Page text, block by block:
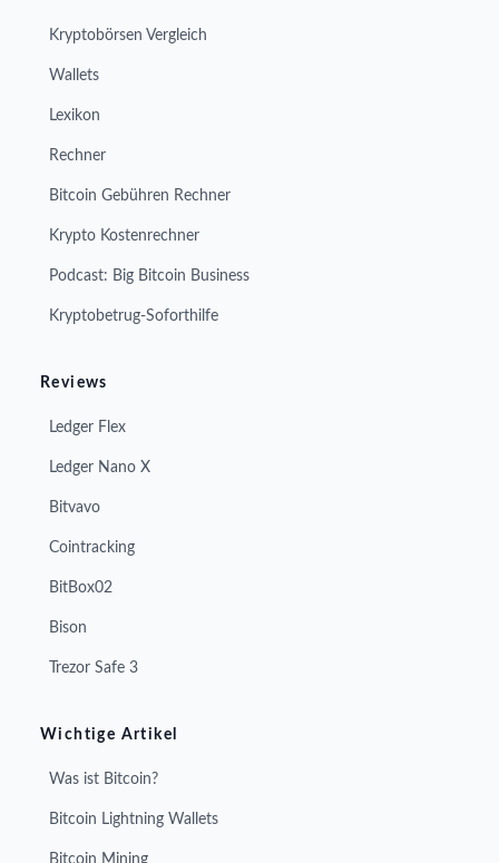
Kryptobörsen Vergleich
Wallets
Lexikon
Rechner
Bitcoin Gebühren Rechner
Krypto Kostenrechner
Podcast: Big Bitcoin Business
Kryptobetrug-Soforthilfe
Reviews
Ledger Flex
Ledger Nano X
Bitvavo
Cointracking
BitBox02
Bison
Trezor Safe 3
Wichtige Artikel
Was ist Bitcoin?
Bitcoin Lightning Wallets
Bitcoin Mining